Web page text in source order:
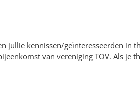
jullie kennissen/geïnteresseerden in
van vereniging TOV. Als je